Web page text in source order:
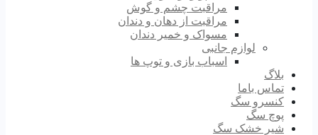
مراقبت چشم و گوش
مراقبت از دهان و دندان
مسواک و خمیر دندان
لوازم جانبی
اسباب بازی و توپ ها
بلاگ
تماس باما
کنسرو سگ
پوچ سگ
شیر خشک سگ